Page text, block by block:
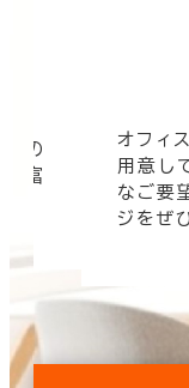
の
豊富
オフィ
用意し
なご要
ジをぜ